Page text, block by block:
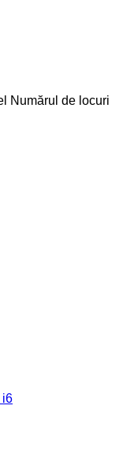
Numărul de locuri
i6